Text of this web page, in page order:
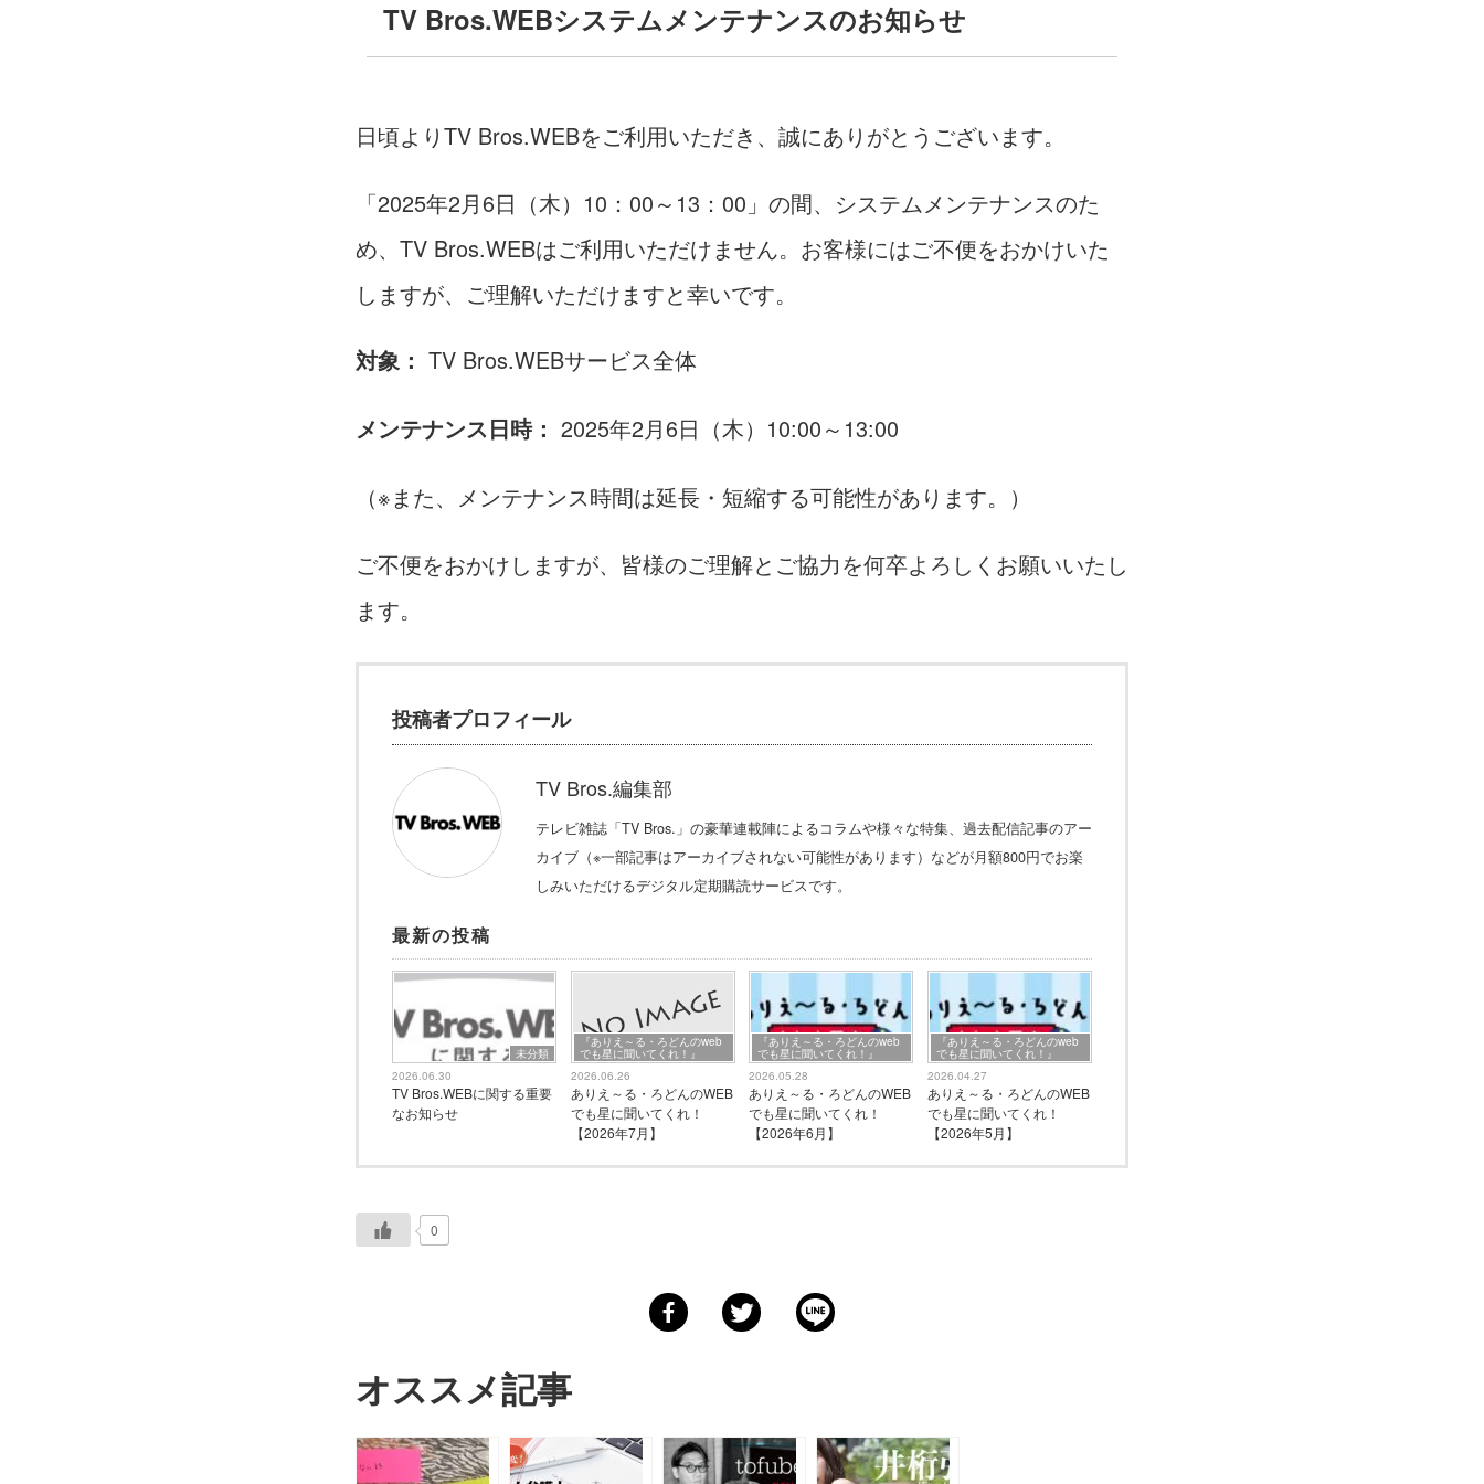
TV Bros.WEBシステムメンテナンスのお知らせ
日頃よりTV Bros.WEBをご利用いただき、誠にありがとうございます。
「2025年2月6日（木）10：00～13：00」の間、システムメンテナンスのた
め、TV Bros.WEBはご利用いただけません。お客様にはご不便をおかけいた
しますが、ご理解いただけますと幸いです。
対象： TV Bros.WEBサービス全体
メンテナンス日時： 2025年2月6日（木）10:00～13:00
（※また、メンテナンス時間は延長・短縮する可能性があります。）
ご不便をおかけしますが、皆様のご理解とご協力を何卒よろしくお願いいたし
ます。
投稿者プロフィール
TV Bros.編集部
テレビ雑誌「TV Bros.」の豪華連載陣によるコラムや様々な特集、過去配信記事のアー
カイブ（※一部記事はアーカイブされない可能性があります）などが月額800円でお楽
しみいただけるデジタル定期購読サービスです。
最新の投稿
未分類
2026.06.30
TV Bros.WEBに関する重要
なお知らせ
『ありえ～る・ろどんのweb
でも星に聞いてくれ！』
2026.06.26
ありえ～る・ろどんのWEB
でも星に聞いてくれ！
【2026年7月】
『ありえ～る・ろどんのweb
でも星に聞いてくれ！』
2026.05.28
ありえ～る・ろどんのWEB
でも星に聞いてくれ！
【2026年6月】
『ありえ～る・ろどんのweb
でも星に聞いてくれ！』
2026.04.27
ありえ～る・ろどんのWEB
でも星に聞いてくれ！
【2026年5月】
0
オススメ記事